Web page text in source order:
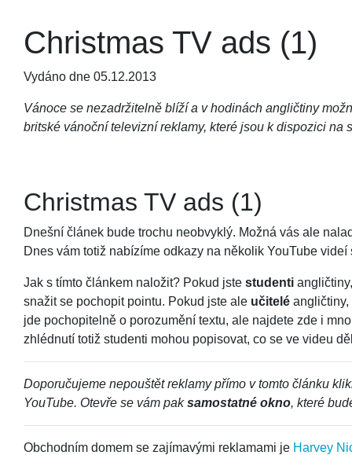
Christmas TV ads (1)
Vydáno dne 05.12.2013
Vánoce se nezadržitelně blíží a v hodinách angličtiny
britské vánoční televizní reklamy, které jsou k dispozici na
Christmas TV ads (1)
Dnešní článek bude trochu neobvyklý. Možná vás ale
Dnes vám totiž nabízíme odkazy na několik YouTube
Jak s tímto článkem naložit? Pokud jste studenti
snažit se pochopit pointu. Pokud jste ale učitelé
jde pochopitelně o porozumění textu, ale najdete zde i
zhlédnutí totiž studenti mohou popisovat, co se ve videu
Doporučujeme nepouštět reklamy přímo v tomto článku
YouTube. Otevře se vám paksamostatné okno, které
Obchodním domem se zajímavými reklamami je Harvey